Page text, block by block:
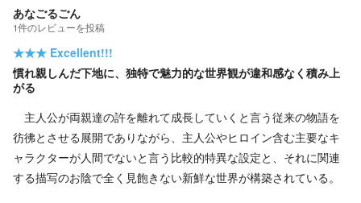
あなごるごん
1件のレビューを投稿
★★★ Excellent!!!
慣れ親しんだ下地に、独特で魅力的な世界観が違和感なく積み上
がる
主人公が両親達の許を離れて成長していくと言う従来の物語を
彷彿とさせる展開でありながら、主人公やヒロイン含む主要なキ
ャラクターが人間でないと言う比較的特異な設定と、それに関連
する描写のお陰で全く見飽きない新鮮な世界が構築されている。